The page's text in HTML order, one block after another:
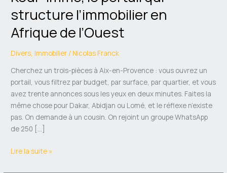
structure l’immobilier en
Afrique de l’Ouest
Divers ,Immobilier /Nicolas Franck
Cherchez un trois-pièces à Aix-en-Provence : vous ouvrez un
portail, vous filtrez par budget, par surface, par quartier, et vous
avez trente annonces sous les yeux en deux minutes. Faites la
même chose pour Dakar, Abidjan ou Lomé, et le réflexe n’existe
pas. On demande à un cousin. On rejoint un groupe WhatsApp
de 250 […]
Lire la suite »